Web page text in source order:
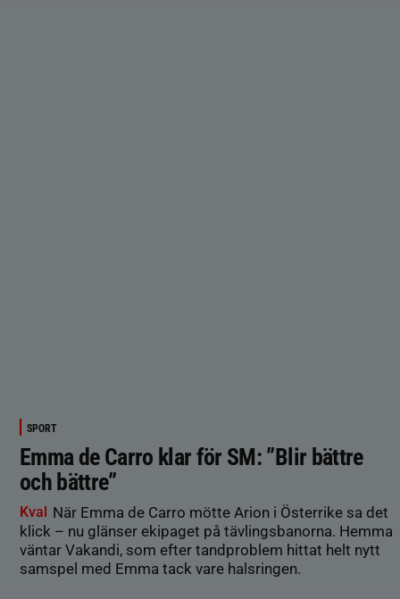
SPORT
Emma de Carro klar för SM: ”Blir bättre
och bättre”
Kval När Emma de Carro mötte Arion i Österrike sa det
klick – nu glänser ekipaget på tävlingsbanorna. Hemma
väntar Vakandi, som efter tandproblem hittat helt nytt
samspel med Emma tack vare halsringen.